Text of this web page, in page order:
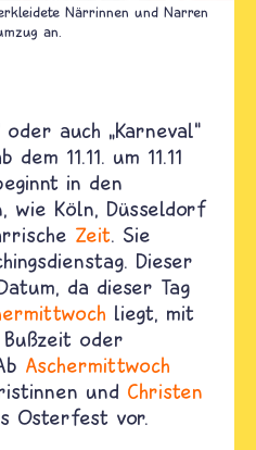
Närrinnen und Narren
an.
oder auch „Karneval“
11.11. um 11.11
in den
wie Köln, Düsseldorf
Zeit. Sie
Dieser
da dieser Tag
liegt, mit
oder
Aschermittwoch
und Christen
Osterfest vor.